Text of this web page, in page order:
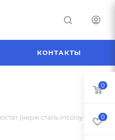
КОНТАКТЫ
(нерж.сталь Incoloy 875)
0
0